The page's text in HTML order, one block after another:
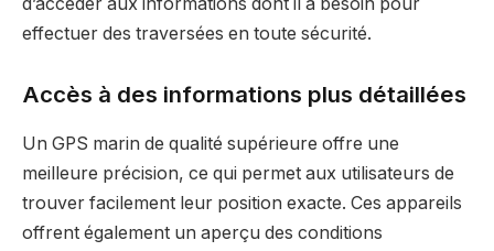
effectuer des traversées en toute sécurité.
Accès à des informations plus détaillées
Un GPS marin de qualité supérieure offre une
meilleure précision, ce qui permet aux utilisateurs de
trouver facilement leur position exacte. Ces appareils
offrent également un aperçu des conditions